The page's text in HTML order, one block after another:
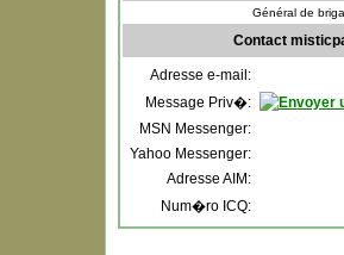
Général de
Contact
Adresse e-mail:
Message Priv�:
MSN Messenger:
Yahoo Messenger:
Adresse AIM:
Num�ro ICQ: